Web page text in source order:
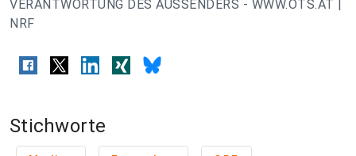
VERANTWORTUNG DES AUSSENDERS - WWW.OTS.AT |
NRF
Stichworte